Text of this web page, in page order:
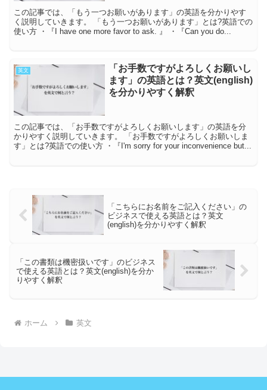
この記事では、「もう一つお願いがあります」の英語を分かりやす
く説明していきます。 「もう一つお願いがあります」とは?英語での
使い方 ・『I have one more favor to ask. 』 ・『Can you do...
英文
「お手数ですがよろしくお願いし
ます」の英語とは？英文(english)
を分かりやすく解釈
この記事では、「お手数ですがよろしくお願いします」の英語を分
かりやすく説明していきます。 「お手数ですがよろしくお願いしま
す」とは?英語での使い方 ・『I'm sorry for your inconvenience but...
「こちらにお名前をご記入ください」の
ビジネスで使える英語とは？英文
(english)を分かりやすく解釈
「この書類は機密扱いです」のビジネス
で使える英語とは？英文(english)を分か
りやすく解釈
ホーム 英文